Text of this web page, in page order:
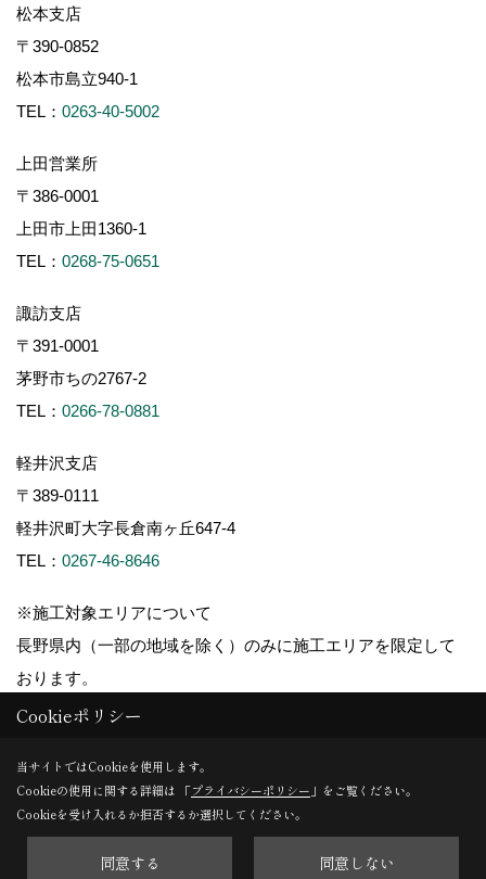
松本支店
〒390-0852
松本市島立940-1
TEL： 0263-40-5002
上田営業所
〒386-0001
上田市上田1360-1
TEL： 0268-75-0651
諏訪支店
〒391-0001
茅野市ちの2767-2
TEL： 0266-78-0881
軽井沢支店
〒389-0111
軽井沢町大字長倉南ヶ丘647-4
TEL： 0267-46-8646
※施工対象エリアについて
長野県内（一部の地域を除く）のみに施工エリアを限定して
おります。
Copyright (c) ForestCorporation. All Rights Reserved.
Cookieポリシー
当サイトではCookieを使用します。
Cookieの使用に関する詳細は 「プライバシーポリシー 」をご覧ください。
Cookieを受け入れるか拒否するか選択してください。
同意する 同意しない